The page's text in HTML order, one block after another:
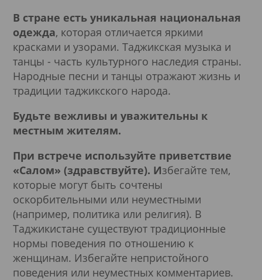
В стране есть уникальная национальная
одежда, которая отличается яркими
красками и узорами. Таджикская музыка и
танцы - часть культурного наследия страны.
Народные песни и танцы отражают жизнь и
традиции таджикского народа.
Будьте вежливы и уважительны к
местным жителям.
При встрече используйте приветствие
«Салом» (здравствуйте). Избегайте тем,
которые могут быть сочтены
оскорбительными или неуместными
(например, политика или религия). В
Таджикистане существуют традиционные
нормы поведения по отношению к
женщинам. Избегайте непристойного
поведения или неуместных комментариев.